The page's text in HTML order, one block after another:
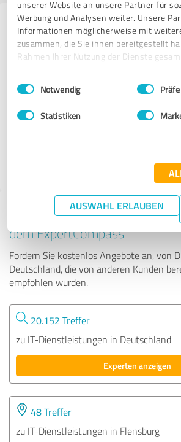
unserer Website an unsere Partner für
Werbung und Analysen weiter. Unsere
Informationen möglicherweise mit
zusammen, die Sie ihnen bereitgestellt
Rahmen Ihrer Nutzung der Dienste
Impressum Datenschutzbestimmungen
Einwilligungsauswahl
Notwendig
Statistiken
AUSWAHL ERLAUBEN
Erfahrungen zu
Anbietern aus dem
Dienstleistungen
ClixOn GmbH
Tipp: Die passenden
dem ExpertCompass
Fordern Sie kostenlos Angebote an, von
Deutschland, die von anderen Kunden
empfohlen wurden.
20.152 Treffer
zu IT-Dienstleistungen in Deutschland
Experten anzeigen
48 Treffer
zu IT-Dienstleistungen in Flensburg